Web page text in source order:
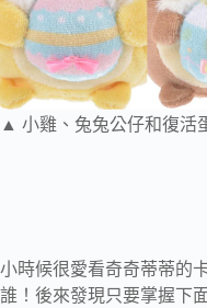
▲ 小雞、兔兔公仔和復活
小時候很愛看奇奇蒂蒂的
誰！後來發現只要掌握下